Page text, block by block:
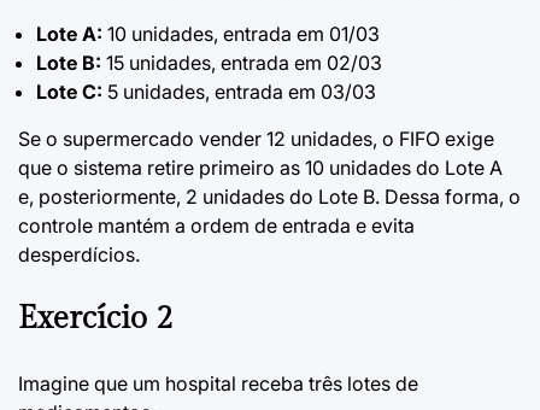
Lote A: 10 unidades, entrada em 01/03
Lote B: 15 unidades, entrada em 02/03
Lote C: 5 unidades, entrada em 03/03
Se o supermercado vender 12 unidades, o FIFO exige
que o sistema retire primeiro as 10 unidades do Lote A
e, posteriormente, 2 unidades do Lote B. Dessa forma, o
controle mantém a ordem de entrada e evita
desperdícios.
Exercício 2
Imagine que um hospital receba três lotes de